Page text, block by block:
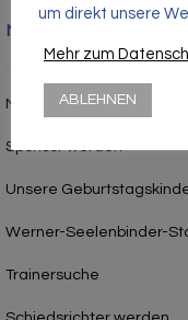
Nützliche Links
Mitgliedschaft
Sponsor werden
Unsere
Werner-Seelenbinder-
Trainersuche
um direkt unsere
Mehr zum
ABLEHNEN